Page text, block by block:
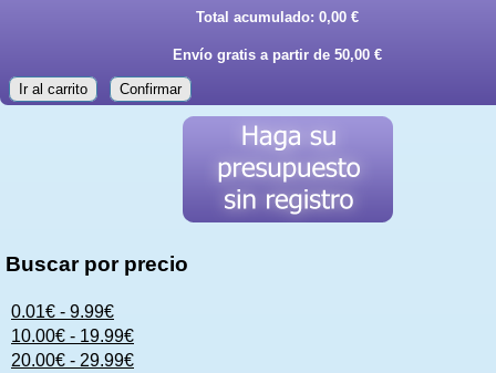
Total acumulado: 0,00 €
Envío gratis a partir de 50,00 €
Ir al carrito Confirmar
Buscar por precio
0.01€ - 9.99€
10.00€ - 19.99€
20.00€ - 29.99€